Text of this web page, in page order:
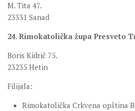
M. Tita 47.
23331 Sanad
24. Rimokatolička župa Presveto
Boris Kidrič 75.
23235 Hetin
Filijala:
Rimokatolička Crkvena opština